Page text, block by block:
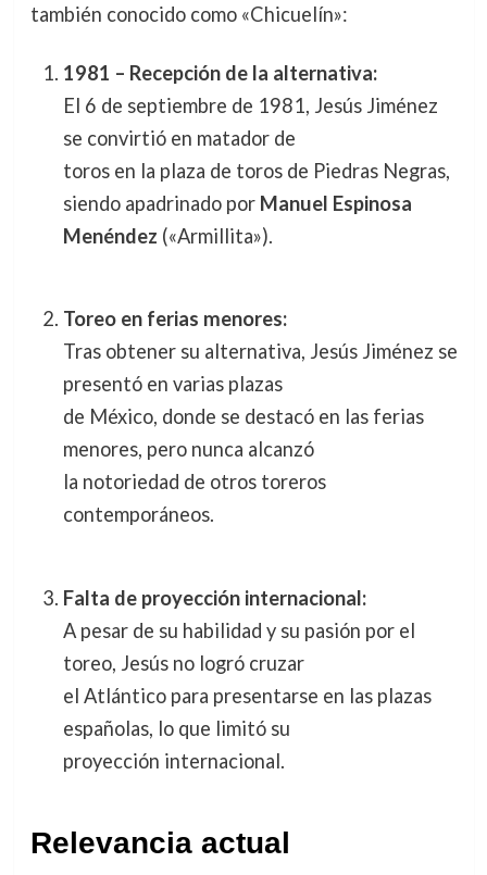
también conocido como «Chicuelín»:
1981 – Recepción de la alternativa:
El 6 de septiembre de 1981, Jesús Jiménez
se convirtió en matador de
toros en la plaza de toros de Piedras Negras,
siendo apadrinado por Manuel Espinosa
Menéndez («Armillita»).
Toreo en ferias menores:
Tras obtener su alternativa, Jesús Jiménez se
presentó en varias plazas
de México, donde se destacó en las ferias
menores, pero nunca alcanzó
la notoriedad de otros toreros
contemporáneos.
Falta de proyección internacional:
A pesar de su habilidad y su pasión por el
toreo, Jesús no logró cruzar
el Atlántico para presentarse en las plazas
españolas, lo que limitó su
proyección internacional.
Relevancia actual